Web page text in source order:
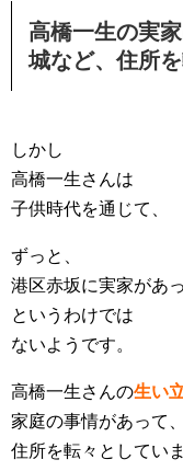
高橋一生の実
城など、住所
しかし
高橋一生さんは
子供時代を通じて、
ずっと、
港区赤坂に実家があっ
というわけでは
ないようです。
高橋一生さんの生い
家庭の事情があって、
住所を転々としていま